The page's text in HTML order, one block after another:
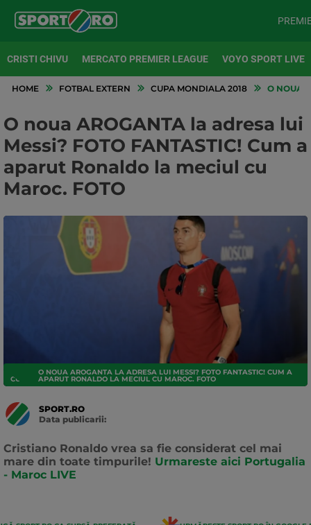
CRISTI CHIVU MERCATO PREMIER LEAGUE VOYO SPORT LIVE
HOME FOTBAL EXTERN CUPA MONDIALA 2018 O NOUA
O noua AROGANTA la adresa lui
Messi? FOTO FANTASTIC! Cum a
aparut Ronaldo la meciul cu
Maroc. FOTO
CUPA MONDIALA 2018
O NOUA AROGANTA LA ADRESA LUI MESSI? FOTO FANTASTIC! CUM A
APARUT RONALDO LA MECIUL CU MAROC. FOTO
SPORT.RO
Data publicarii:
Cristiano Ronaldo vrea sa fie considerat cel mai
mare din toate timpurile! Urmareste aici Portugalia
- Maroc LIVE